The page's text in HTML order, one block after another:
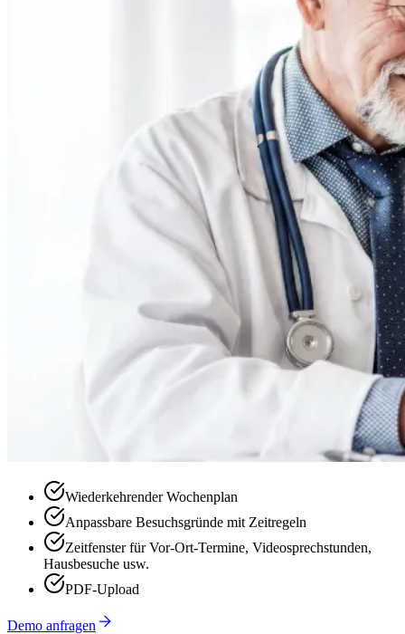
Wiederkehrender Wochenplan
Anpassbare Besuchsgründe mit Zeitregeln
Zeitfenster für Vor-Ort-Termine, Videosprechstunden,
Hausbesuche usw.
PDF-Upload
Demo anfragen